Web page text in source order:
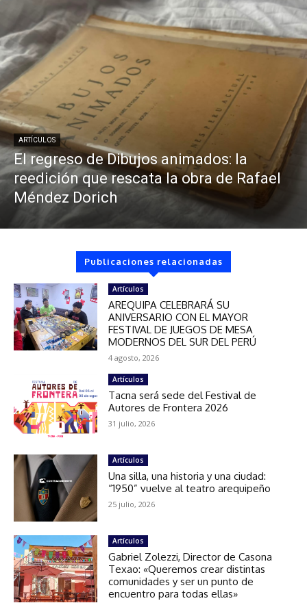
ARTÍCULOS
El regreso de Dibujos animados: la
reedición que rescata la obra de Rafael
Méndez Dorich
Publicaciones relacionadas
Artículos
AREQUIPA CELEBRARÁ SU
ANIVERSARIO CON EL MAYOR
FESTIVAL DE JUEGOS DE MESA
MODERNOS DEL SUR DEL PERÚ
4 agosto, 2026
Artículos
Tacna será sede del Festival de
Autores de Frontera 2026
31 julio, 2026
Artículos
Una silla, una historia y una ciudad:
“1950” vuelve al teatro arequipeño
25 julio, 2026
Artículos
Gabriel Zolezzi, Director de Casona
Texao: «Queremos crear distintas
comunidades y ser un punto de
encuentro para todas ellas»